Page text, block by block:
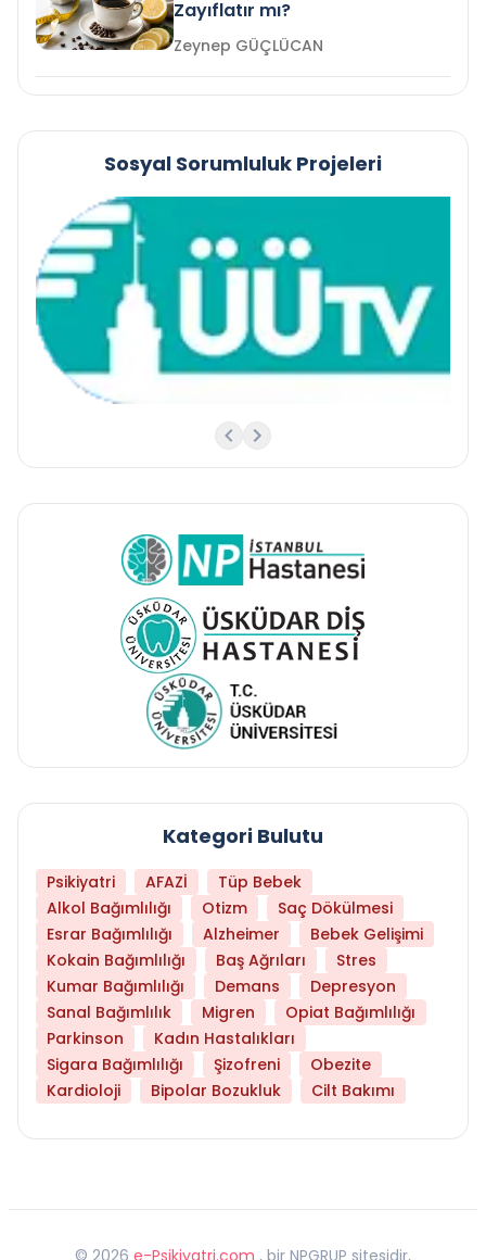
Zayıflatır mı?
Zeynep GÜÇLÜCAN
Sosyal Sorumluluk Projeleri
Kategori Bulutu
Psikiyatri AFAZİ
Tüp Bebek
Alkol Bağımlılığı
Otizm
Saç Dökülmesi
Esrar Bağımlılığı
Alzheimer
Bebek Gelişimi
Kokain Bağımlılığı
Baş Ağrıları
Stres
Kumar Bağımlılığı
Demans
Depresyon
Sanal Bağımlılık
Migren
Opiat Bağımlılığı
Parkinson
Kadın Hastalıkları
Sigara Bağımlılığı
Şizofreni
Obezite
Kardioloji
Bipolar Bozukluk Cilt Bakımı
© 2026 e-Psikiyatri.com , bir NPGRUP sitesidir,